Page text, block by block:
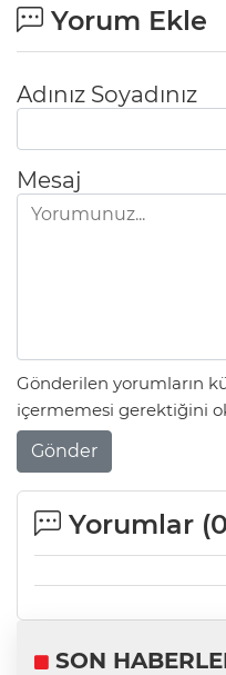
Yorum Ekle
Adınız Soyadınız
Mesaj
Gönderilen yorumların
içermemesi gerektiğini
Gönder
Yorumlar (0
SON